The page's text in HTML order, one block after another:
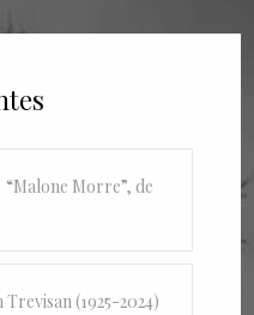
“Malone Morre”, de
Trevisan (1925-2024)